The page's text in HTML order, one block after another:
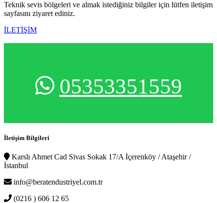
Teknik sevis bölgeleri ve almak istediğiniz bilgiler için lütfen iletişim
sayfasını ziyaret ediniz.
İLETİŞİM
05353351559
İletişim Bilgileri
Karslı Ahmet Cad Sivas Sokak 17/A İçerenköy / Ataşehir /
İstanbul
info@beratendustriyel.com.tr
(0216 ) 606 12 65